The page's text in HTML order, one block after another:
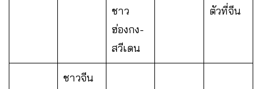
ชาว
ฮ่องกง-
สวีเดน
ตัวที่จีน
ชาวจีน